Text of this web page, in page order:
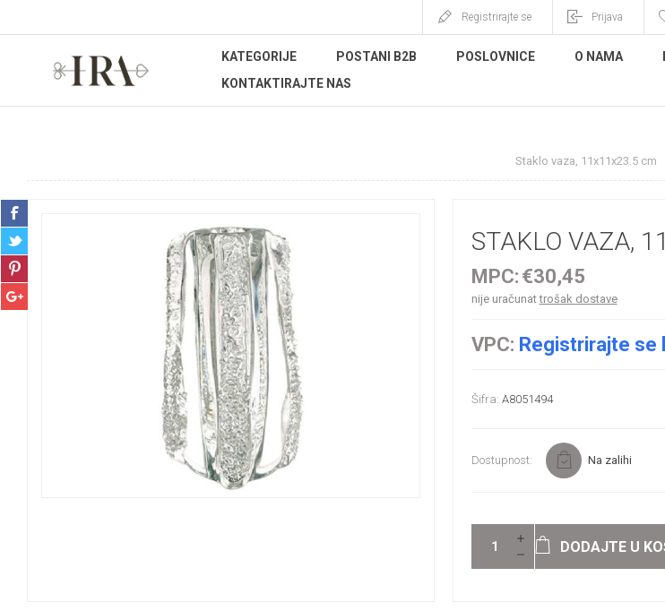
Registrirajte se Prijava
KATEGORIJE POSTANI B2B POSLOVNICE O NAMA
KONTAKTIRAJTE NAS
Staklo vaza, 11x11x23.5 cm
STAKLO VAZA,
MPC: €30,45
nije uračunattrošak dostave
VPC: Registrirajte se
Šifra: A8051494
Dostupnost: Na zalihi
DODAJTE U